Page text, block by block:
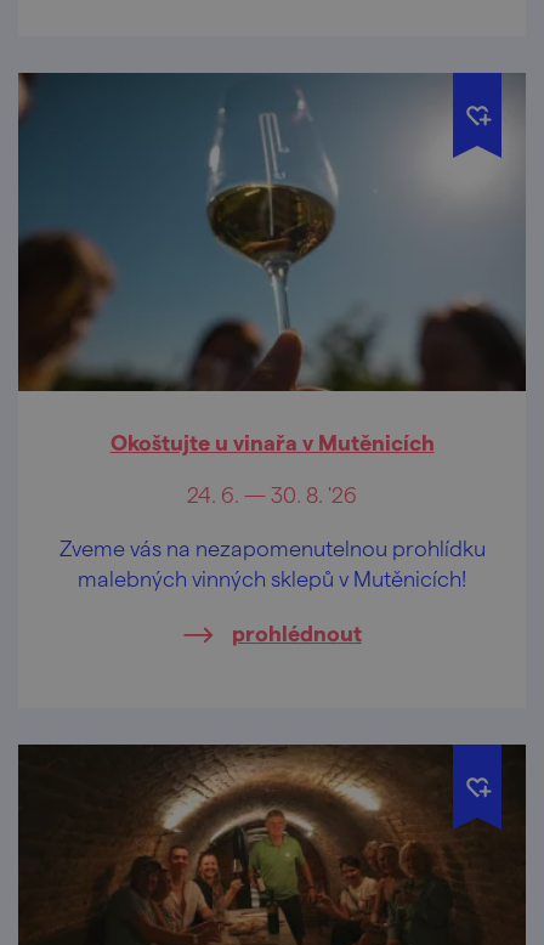
Okoštujte u vinařa v Mutěnicích
24. 6. — 30. 8. '26
Zveme vás na nezapomenutelnou prohlídku
malebných vinných sklepů v Mutěnicích!
prohlédnout